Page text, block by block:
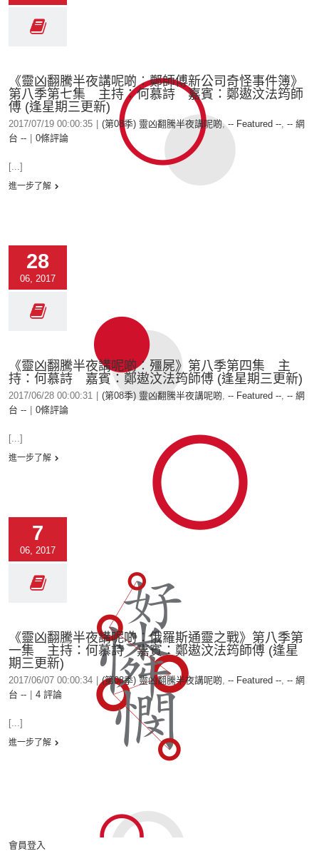
《靈凶翻騰半夜講呢啲︰鄭師傅新公司奇怪事件簿》
第八季第七集 主持：何慕詩 嘉賓：鄭遨汶法筠師
傅 (逢星期三更新)
2017/07/19 00:00:35 (第08季) 靈凶翻騰半夜講呢啲,-- Featured --, -- 網
台 --
0條評論
[...]
進一步了解
28
06, 2017
《靈凶翻騰半夜講呢啲︰殭屍》第八季第四集 主
持：何慕詩 嘉賓：鄭遨汶法筠師傅 (逢星期三更新)
2017/06/28 00:00:31 (第08季) 靈凶翻騰半夜講呢啲, -- Featured --, -- 網
台 --
0條評論
[...]
進一步了解
7
06, 2017
《靈凶翻騰半夜講呢啲︰俄羅斯通靈之戰》第八季第
一集 主持：何慕詩 嘉賓：鄭遨汶法筠師傅 (逢星
期三更新)
2017/06/07 00:00:34 (第08季) 靈凶翻騰半夜講呢啲, -- Featured --, -- 網
台 --
4 評論
[...]
進一步了解
會員登入